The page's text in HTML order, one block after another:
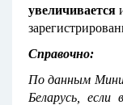
увеличивается
Справочно:
По данным
Беларусь, если